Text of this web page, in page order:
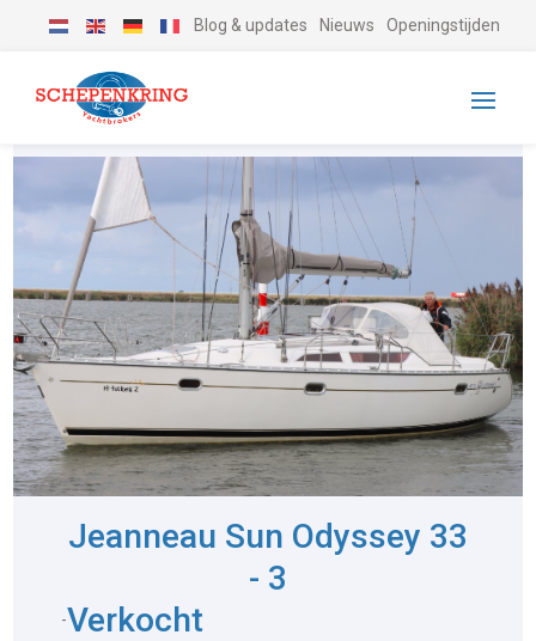
Blog & updates Nieuws Openingstijden
Jeanneau Sun Odyssey 33
- 3
-Verkocht